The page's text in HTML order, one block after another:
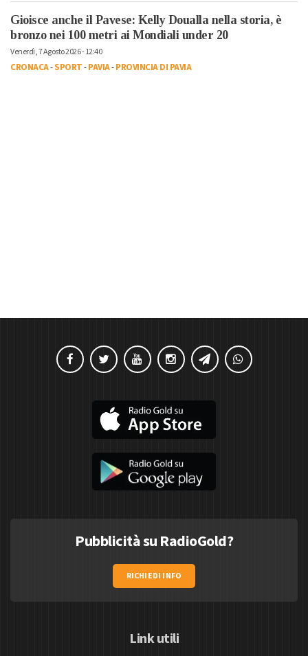
Gioisce anche il Pavese: Kelly Doualla nella storia, è
bronzo nei 100 metri ai Mondiali under 20
Venerdì, 7 Agosto 2026 - 12:40
CRONACA-SPORT-PAVIA-PROVINCIA DI PAVIA
Pubblicità su RadioGold?
RICHIEDI INFO
Link utili